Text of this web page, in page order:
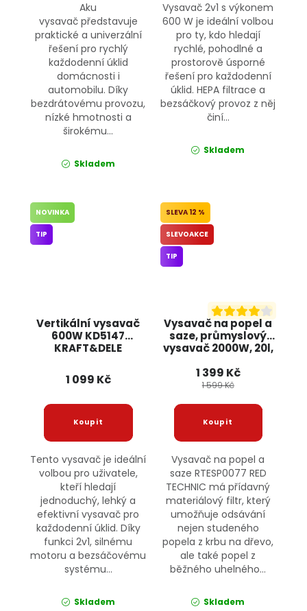
Aku
vysavač představuje
praktické a univerzální
řešení pro rychlý
každodenní úklid
domácnosti i
automobilu. Díky
bezdrátovému provozu,
nízké hmotnosti a
širokému...
Skladem
Vysavač 2v1 s výkonem
600 W je ideální volbou
pro ty, kdo hledají
rychlé, pohodlné a
prostorově úsporné
řešení pro každodenní
úklid. HEPA filtrace a
bezsáčkový provoz z něj
činí...
Skladem
Vertikální vysavač
600W KD5147
KRAFT&DELE
NOVINKA
TIP
1 099 Kč
Tento vysavač je ideální
volbou pro uživatele,
kteří hledají
jednoduchý, lehký a
efektivní vysavač pro
každodenní úklid. Díky
funkci 2v1, silnému
motoru a bezsáčovému
systému...
Skladem
Vysavač na popel a
saze, průmyslový
vysavač 2000W, 20l,
TECHNIC
12 %
SLEVOAKCE
TIP
1 399 Kč
1 599 Kč
Vysavač na popel a
saze RTESP0077 RED
TECHNIC má přídavný
materiálový filtr, který
umožňuje odsávání
nejen studeného
popela z krbu na dřevo,
ale také popel z
běžného uhelného...
Skladem